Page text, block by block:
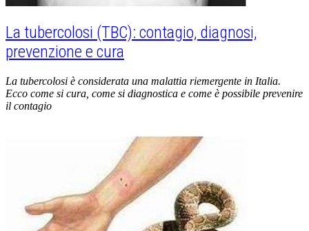
La tubercolosi (TBC): contagio, diagnosi,
prevenzione e cura
La tubercolosi è considerata una malattia riemergente in Italia.
Ecco come si cura, come si diagnostica e come è possibile prevenire
il contagio